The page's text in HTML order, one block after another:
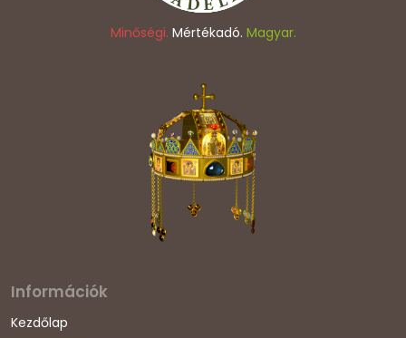
Minőségi. Mértékadó. Magyar.
Információk
Kezdőlap